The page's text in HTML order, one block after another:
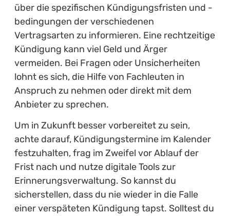
über die spezifischen Kündigungsfristen und -
bedingungen der verschiedenen
Vertragsarten zu informieren. Eine rechtzeitige
Kündigung kann viel Geld und Ärger
vermeiden. Bei Fragen oder Unsicherheiten
lohnt es sich, die Hilfe von Fachleuten in
Anspruch zu nehmen oder direkt mit dem
Anbieter zu sprechen.
Um in Zukunft besser vorbereitet zu sein,
achte darauf, Kündigungstermine im Kalender
festzuhalten, frag im Zweifel vor Ablauf der
Frist nach und nutze digitale Tools zur
Erinnerungsverwaltung. So kannst du
sicherstellen, dass du nie wieder in die Falle
einer verspäteten Kündigung tapst. Solltest du